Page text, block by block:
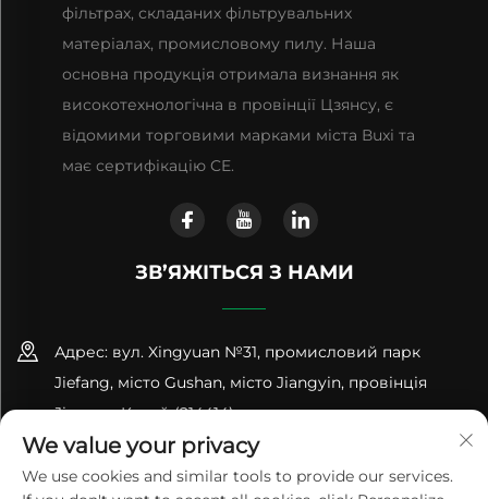
фільтрах, складаних фільтрувальних
матеріалах, промисловому пилу. Наша
основна продукція отримала визнання як
високотехнологічна в провінції Цзянсу, є
відомими торговими марками міста Вuxі та
має сертифікацію CE.
ЗВ’ЯЖІТЬСЯ З НАМИ
Адрес: вул. Xingyuan №31, промисловий парк
Jiefang, місто Gushan, місто Jiangyin, провінція
Jiangsu, Китай (214414)
+86-18961600368
We value your privacy
We use cookies and similar tools to provide our services.